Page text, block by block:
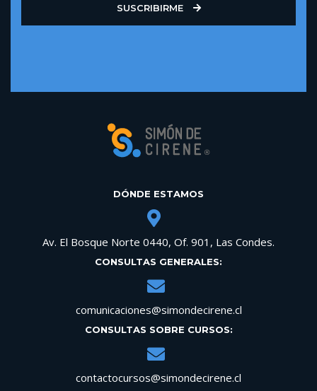
SUSCRIBIRME
DÓNDE ESTAMOS
Av. El Bosque Norte 0440, Of. 901, Las Condes.
CONSULTAS GENERALES:
comunicaciones@simondecirene.cl
CONSULTAS SOBRE CURSOS:
contactocursos@simondecirene.cl